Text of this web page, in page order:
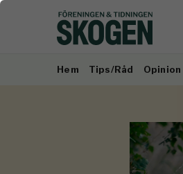
Hem Tips/Råd Opinion